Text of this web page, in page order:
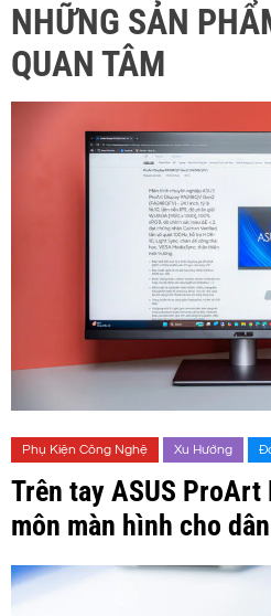
NHỮNG SẢN
QUAN TÂM
Phụ Kiện Công Nghệ Xu Hướng
Trên tay ASUS ProArt
môn màn hình cho